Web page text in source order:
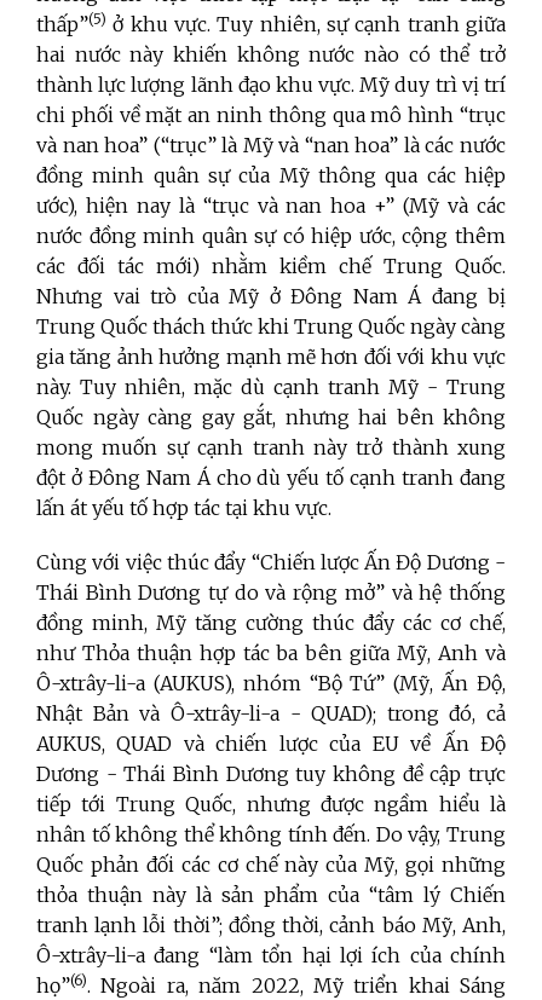
thấp”(5) ở khu vực. Tuy nhiên, sự cạnh tranh giữa
hai nước này khiến không nước nào có thể trở
thành lực lượng lãnh đạo khu vực. Mỹ duy trì vị trí
chi phối về mặt an ninh thông qua mô hình “trục
và nan hoa” (“trục” là Mỹ và “nan hoa” là các nước
đồng minh quân sự của Mỹ thông qua các hiệp
ước), hiện nay là “trục và nan hoa +” (Mỹ và các
nước đồng minh quân sự có hiệp ước, cộng thêm
các đối tác mới) nhằm kiềm chế Trung Quốc.
Nhưng vai trò của Mỹ ở Đông Nam Á đang bị
Trung Quốc thách thức khi Trung Quốc ngày càng
gia tăng ảnh hưởng mạnh mẽ hơn đối với khu vực
này. Tuy nhiên, mặc dù cạnh tranh Mỹ - Trung
Quốc ngày càng gay gắt, nhưng hai bên không
mong muốn sự cạnh tranh này trở thành xung
đột ở Đông Nam Á cho dù yếu tố cạnh tranh đang
lấn át yếu tố hợp tác tại khu vực.
Cùng với việc thúc đẩy “Chiến lược Ấn Độ Dương -
Thái Bình Dương tự do và rộng mở” và hệ thống
đồng minh, Mỹ tăng cường thúc đẩy các cơ chế,
như Thỏa thuận hợp tác ba bên giữa Mỹ, Anh và
Ô-xtrây-li-a (AUKUS), nhóm “Bộ Tứ” (Mỹ, Ấn Độ,
Nhật Bản và Ô-xtrây-li-a - QUAD); trong đó, cả
AUKUS, QUAD và chiến lược của EU về Ấn Độ
Dương - Thái Bình Dương tuy không đề cập trực
tiếp tới Trung Quốc, nhưng được ngầm hiểu là
nhân tố không thể không tính đến. Do vậy, Trung
Quốc phản đối các cơ chế này của Mỹ, gọi những
thỏa thuận này là sản phẩm của “tâm lý Chiến
tranh lạnh lỗi thời”; đồng thời, cảnh báo Mỹ, Anh,
Ô-xtrây-li-a đang “làm tổn hại lợi ích của chính
họ”(6). Ngoài ra, năm 2022, Mỹ triển khai Sáng